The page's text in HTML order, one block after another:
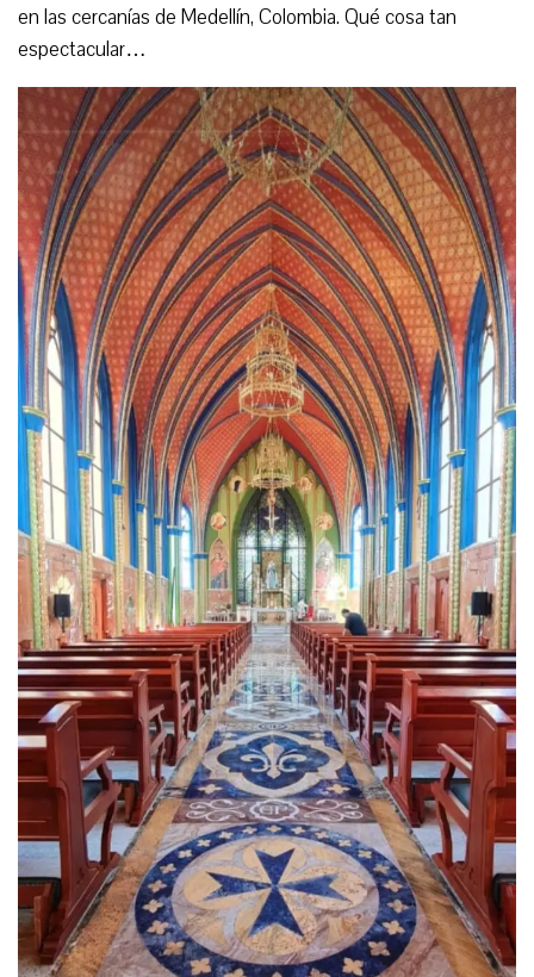
en las cercanías de Medellín, Colombia. Qué cosa tan
espectacular…